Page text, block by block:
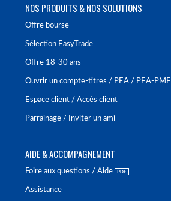
NOS PRODUITS & NOS SOLUTIONS
Offre bourse
Sélection EasyTrade
Offre 18-30 ans
Ouvrir un compte-titres / PEA / PEA-PME
Espace client / Accès client
Parrainage / Inviter un ami
AIDE & ACCOMPAGNEMENT
Foire aux questions / Aide
Assistance